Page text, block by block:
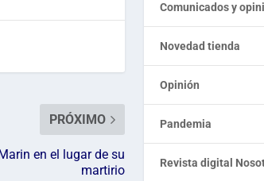
PRÓXIMO
en el lugar de su
martirio
Comunicados y
Novedad tienda
Opinión
Pandemia
Revista digital